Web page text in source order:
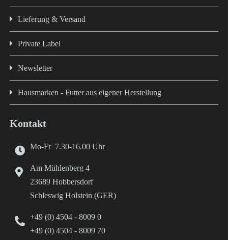
Lieferung & Versand
Private Label
Newsletter
Hausmarken - Futter aus eigener Herstellung
Kontakt
Mo-Fr 7.30-16.00 Uhr
Am Mühlenberg 4
23689 Hobbersdorf
Schleswig Holstein (GER)
+49 (0) 4504 - 8009 0
+49 (0) 4504 - 8009 70